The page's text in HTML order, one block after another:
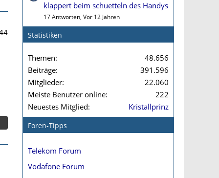
klappert beim schuetteln des Handys
17 Antworten, Vor 12 Jahren
Statistiken
Themen
48.656
Beiträge
391.596
Mitglieder
22.060
Meiste Benutzer online
222
Neuestes Mitglied
Kristallprinz
Foren-Tipps
Telekom Forum
Vodafone Forum